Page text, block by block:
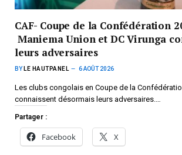
CAF- Coupe de la Confédération
Maniema Union et DC Virunga
leurs adversaires
BY LE HAUTPANEL 6 AOÛT 2026
Les clubs congolais en Coupe de la
connaissent désormais leurs adversaires.…
Partager :
Facebook X